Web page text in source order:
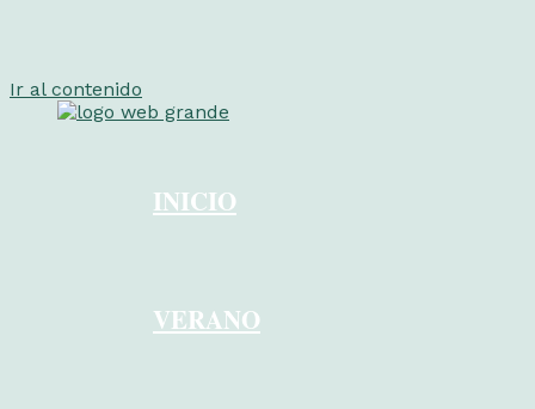
Ir al contenido
INICIO
VERANO